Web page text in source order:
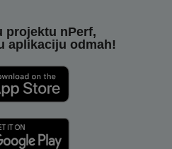
projektu nPerf,
aplikaciju odmah!